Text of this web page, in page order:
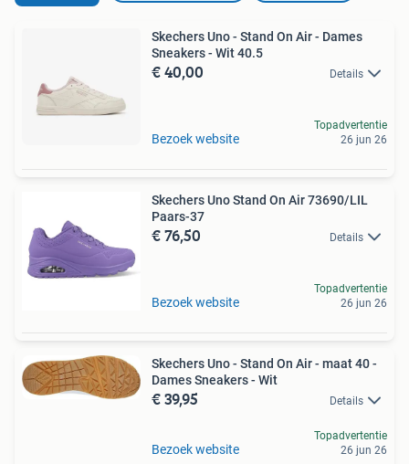
Skechers Uno - Stand On Air - Dames
Sneakers - Wit 40.5
€ 40,00 Details
Bezoek website
Topadvertentie
26 jun 26
Skechers Uno Stand On Air 73690/LIL
Paars-37
€ 76,50 Details
Bezoek website
Topadvertentie
26 jun 26
Skechers Uno - Stand On Air - maat 40 -
Dames Sneakers - Wit
€ 39,95 Details
Bezoek website
Topadvertentie
26 jun 26